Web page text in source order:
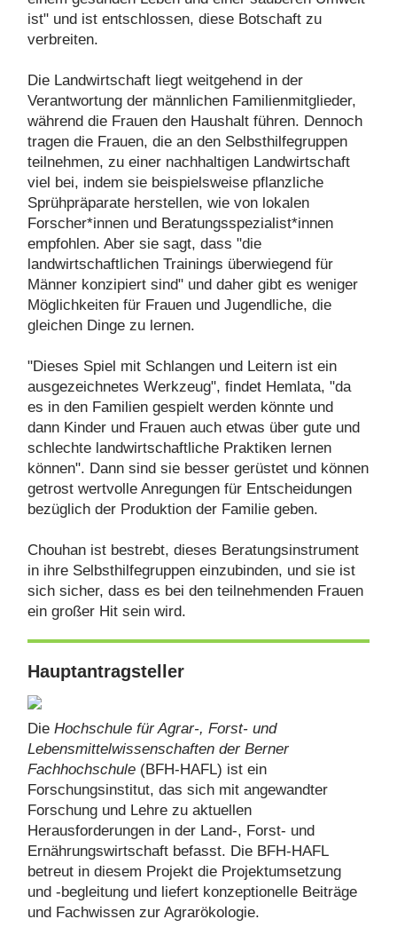
ist" und ist entschlossen, diese Botschaft zu
verbreiten.
Die Landwirtschaft liegt weitgehend in der
Verantwortung der männlichen Familienmitglieder,
während die Frauen den Haushalt führen. Dennoch
tragen die Frauen, die an den Selbsthilfegruppen
teilnehmen, zu einer nachhaltigen Landwirtschaft
viel bei, indem sie beispielsweise pflanzliche
Sprühpräparate herstellen, wie von lokalen
Forscher*innen und Beratungsspezialist*innen
empfohlen. Aber sie sagt, dass "die
landwirtschaftlichen Trainings überwiegend für
Männer konzipiert sind" und daher gibt es weniger
Möglichkeiten für Frauen und Jugendliche, die
gleichen Dinge zu lernen.
"Dieses Spiel mit Schlangen und Leitern ist ein
ausgezeichnetes Werkzeug", findet Hemlata, "da
es in den Familien gespielt werden könnte und
dann Kinder und Frauen auch etwas über gute und
schlechte landwirtschaftliche Praktiken lernen
können". Dann sind sie besser gerüstet und können
getrost wertvolle Anregungen für Entscheidungen
bezüglich der Produktion der Familie geben.
Chouhan ist bestrebt, dieses Beratungsinstrument
in ihre Selbsthilfegruppen einzubinden, und sie ist
sich sicher, dass es bei den teilnehmenden Frauen
ein großer Hit sein wird.
Hauptantragsteller
DieHochschule für Agrar-, Forst- und
Lebensmittelwissenschaften der Berner
Fachhochschule (BFH-HAFL) ist ein
Forschungsinstitut, das sich mit angewandter
Forschung und Lehre zu aktuellen
Herausforderungen in der Land-, Forst- und
Ernährungswirtschaft befasst. Die BFH-HAFL
betreut in diesem Projekt die Projektumsetzung
und -begleitung und liefert konzeptionelle Beiträge
und Fachwissen zur Agrarökologie.